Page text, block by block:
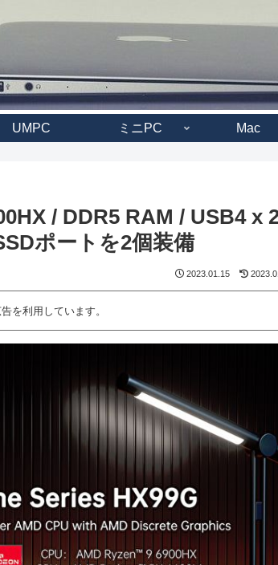
UMPC ミニPC Mac
/ DDR5 RAM / USB4 x
ポートを2個装備
2023.01.15
を利用しています。